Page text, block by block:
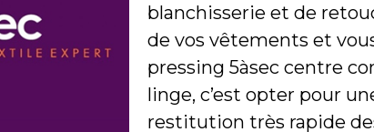
blanchisserie et de
de vos vêtements et
pressing 5àsec centre
linge, c’est opter pour
restitution très rapide